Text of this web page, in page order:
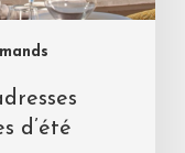
d’été